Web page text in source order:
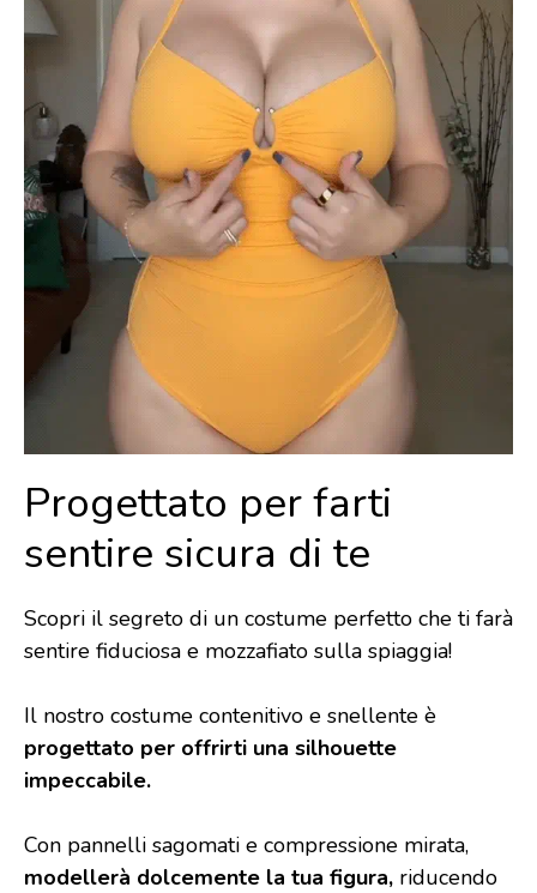
Progettato per farti
sentire sicura di te
Scopri il segreto di un costume perfetto che ti farà
sentire fiduciosa e mozzafiato sulla spiaggia!
Il nostro costume contenitivo e snellente è
progettato per offrirti una silhouette
impeccabile.
Con pannelli sagomati e compressione mirata,
modellerà dolcemente la tua figura, riducendo